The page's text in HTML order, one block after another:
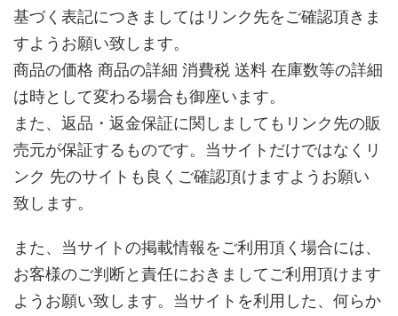
基づく表記につきましてはリンク先をご確認頂きま
すようお願い致します。
商品の価格 商品の詳細 消費税 送料 在庫数等の詳細
は時として変わる場合も御座います。
また、返品・返金保証に関しましてもリンク先の販
売元が保証するものです。当サイトだけではなくリ
ンク 先のサイトも良くご確認頂けますようお願い
致します。
また、当サイトの掲載情報をご利用頂く場合には、
お客様のご判断と責任におきましてご利用頂けます
ようお願い致します。当サイトを利用した、何らか